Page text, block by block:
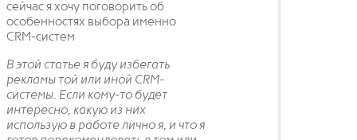
сейчас я хочу поговорить об
особенностях выбора именно
CRM-систем
В этой статье я буду избегать
рекламы той или иной CRM-
системы. Если кому-то будет
интересно, какую из них
использую в работе лично я, и что я